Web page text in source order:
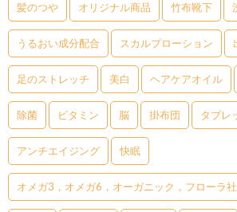
髪のつや オリジナル商品 竹布靴下
うるおい成分配合 スカルプローション
足のストレッチ 美白 ヘアケアオイル
除菌 ビタミン 脳 掛布団 タブレ
アンチエイジング 快眠
オメガ3，オメガ6，オーガニック，フローラ社